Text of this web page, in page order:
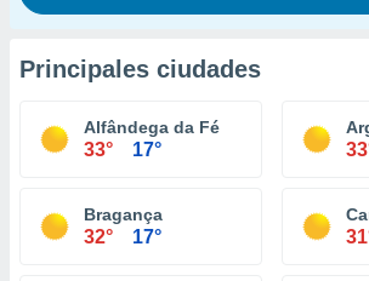
Principales ciudades
Alfândega da Fé
33° 17°
Bragança
32° 17°